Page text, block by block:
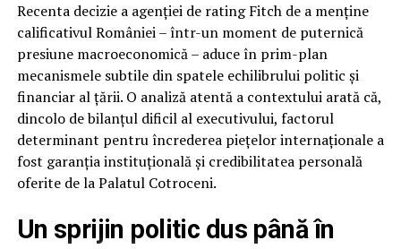
Recenta decizie a agenției de rating Fitch de a menține
calificativul României – într-un moment de puternică
presiune macroeconomică – aduce în prim-plan
mecanismele subtile din spatele echilibrului politic și
financiar al țării. O analiză atentă a contextului arată că,
dincolo de bilanțul dificil al executivului, factorul
determinant pentru încrederea piețelor internaționale a
fost garanția instituțională și credibilitatea personală
oferite de la Palatul Cotroceni.
Un sprijin politic dus până în